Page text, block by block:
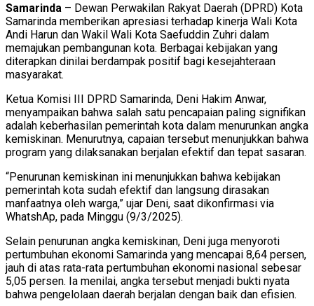
Samarinda – Dewan Perwakilan Rakyat Daerah (DPRD) Kota
Samarinda memberikan apresiasi terhadap kinerja Wali Kota
Andi Harun dan Wakil Wali Kota Saefuddin Zuhri dalam
memajukan pembangunan kota. Berbagai kebijakan yang
diterapkan dinilai berdampak positif bagi kesejahteraan
masyarakat.
Ketua Komisi III DPRD Samarinda, Deni Hakim Anwar,
menyampaikan bahwa salah satu pencapaian paling signifikan
adalah keberhasilan pemerintah kota dalam menurunkan angka
kemiskinan. Menurutnya, capaian tersebut menunjukkan bahwa
program yang dilaksanakan berjalan efektif dan tepat sasaran.
“Penurunan kemiskinan ini menunjukkan bahwa kebijakan
pemerintah kota sudah efektif dan langsung dirasakan
manfaatnya oleh warga,” ujar Deni, saat dikonfirmasi via
WhatshAp, pada Minggu (9/3/2025).
Selain penurunan angka kemiskinan, Deni juga menyoroti
pertumbuhan ekonomi Samarinda yang mencapai 8,64 persen,
jauh di atas rata-rata pertumbuhan ekonomi nasional sebesar
5,05 persen. Ia menilai, angka tersebut menjadi bukti nyata
bahwa pengelolaan daerah berjalan dengan baik dan efisien.